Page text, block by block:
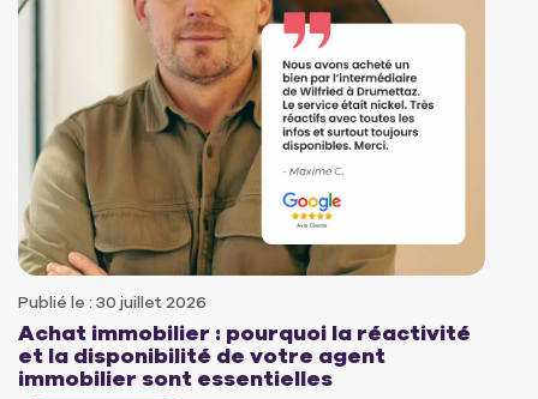
Publié le : 30 juillet 2026
Achat immobilier : pourquoi la réactivité
et la disponibilité de votre agent
immobilier sont essentielles